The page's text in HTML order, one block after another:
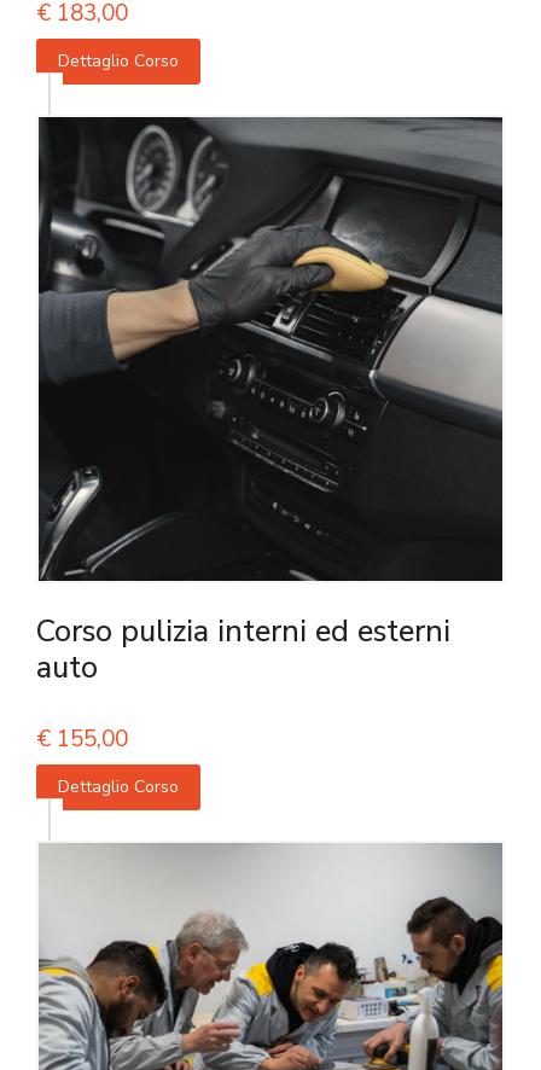
€ 183,00
Dettaglio Corso
Corso pulizia interni ed esterni
auto
€ 155,00
Dettaglio Corso